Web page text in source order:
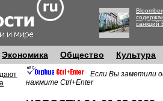
санкций
Экономика Общество Культура
Если Вы заметили
нажмите Ctrl+Enter